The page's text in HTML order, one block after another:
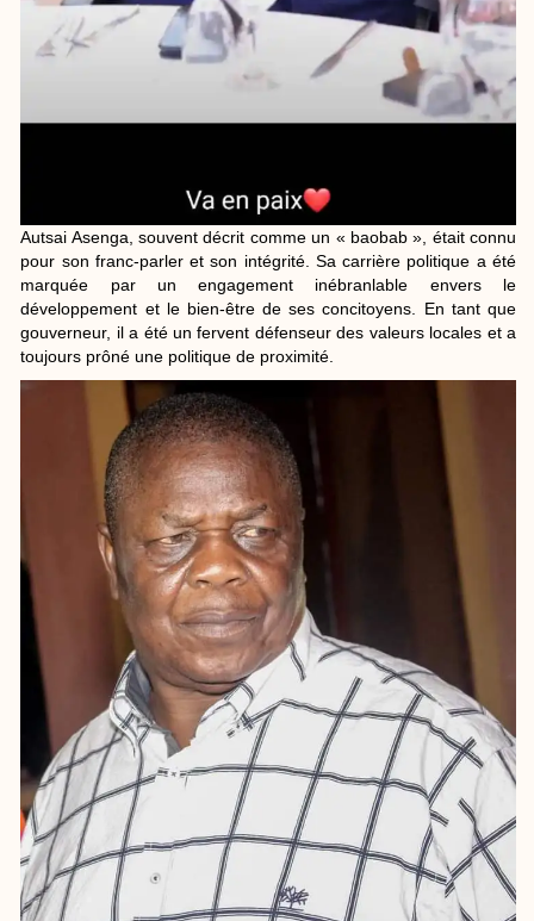
Autsai Asenga, souvent décrit comme un « baobab », était connu
pour son franc-parler et son intégrité. Sa carrière politique a été
marquée par un engagement inébranlable envers le
développement et le bien-être de ses concitoyens. En tant que
gouverneur, il a été un fervent défenseur des valeurs locales et a
toujours prôné une politique de proximité.